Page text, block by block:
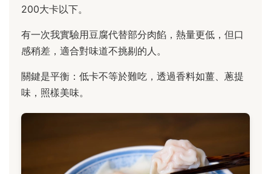
200大卡以下。
有一次我實驗用豆腐代替部分肉餡，熱量更低，但口
感稍差，適合對味道不挑剔的人。
關鍵是平衡：低卡不等於難吃，透過香料如薑、蔥提
味，照樣美味。